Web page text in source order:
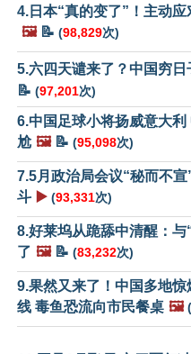
4.日本“真的变了”！主动
🖼️📝 (98,829次)
5.六四天谴来了？中国穷日
📝 (97,201次)
6.中国足球小将扬威意大利
尬 🖼️📝 (95,098次)
7.5月政治局会议“秘而不
斗 ▶️ (93,331次)
8.好莱坞从跪舔中清醒：与
了 🖼️📝 (83,232次)
9.果然又来了！中国多地惊
线 毒鱼恐流向市民餐桌 🖼️ (